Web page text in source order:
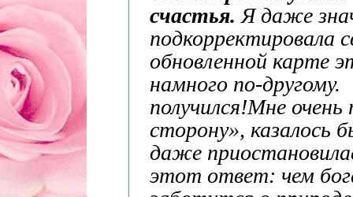
счастья. Я даже
подкорректировала
обновленной карте
намного по-
получился!Мне очень
сторону», казалось
даже
этот ответ: чем